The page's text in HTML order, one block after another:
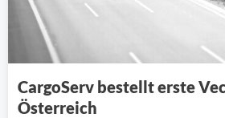
CargoServ bestellt erste
Österreich